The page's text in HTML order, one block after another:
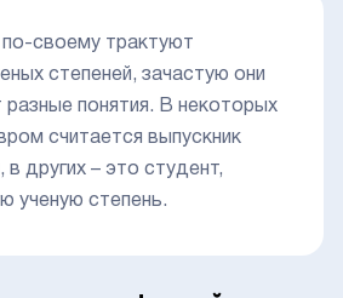
своему трактуют
степеней, зачастую они
понятия. В некоторых
считается выпускник
других – это студент,
ученую степень.